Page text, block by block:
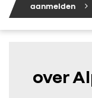
aanmelden
over